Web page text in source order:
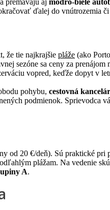
ďalej do vnútrozemia
že tie najkrajšie pláže (ako
sezóne sa ceny za
vopred, keďže dopyt v
pohybu, cestovná
podmienok. Sprievodca
od 20 €/deň). Sú praktické pri
plážam. Na vedenie
A.